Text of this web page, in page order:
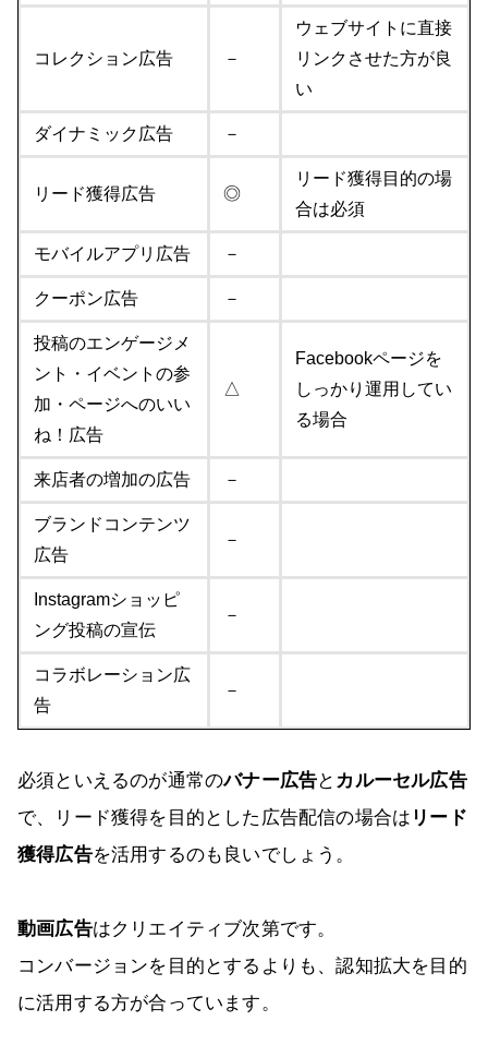
コレクション広告 －
ウェブサイトに直接
リンクさせた方が良
い
ダイナミック広告 －
リード獲得広告 ◎
リード獲得目的の場
合は必須
モバイルアプリ広告 －
クーポン広告 －
投稿のエンゲージメ
ント・イベントの参
加・ページへのいい
ね！広告
△
Facebookページを
しっかり運用してい
る場合
来店者の増加の広告 －
ブランドコンテンツ
広告
－
Instagramショッピ
ング投稿の宣伝
－
コラボレーション広
告
－
必須といえるのが通常のバナー広告と カルーセル広告
で、リード獲得を目的とした広告配信の場合は リード
獲得広告を活用するのも良いでしょう。
動画広告はクリエイティブ次第です。
コンバージョンを目的とするよりも、認知拡大を目的
に活用する方が合っています。